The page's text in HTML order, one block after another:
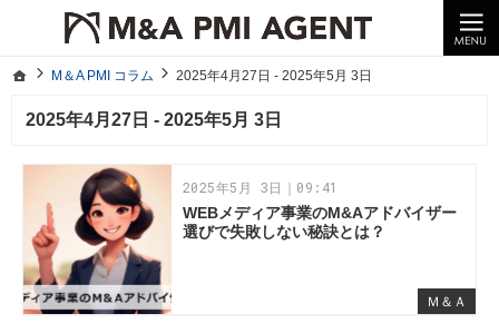
ホームM＆A PMI コラム 2025年4月27日 - 2025年5月 3日
2025年4月27日 - 2025年5月 3日
10年以上の経験。企業の経営統合や売却はM＆A PMI AGENTへ。
M＆A PMI コラム｜M＆A・PMI・事業承継のポイントや成功事例をわかりやすくご紹介
Ｍ＆Ａ
2025年5月 3日｜09:41
WEBメディア事業のM&Aアドバイザー
選びで失敗しない秘訣とは？
ホームM＆A PMI コラム 2025年4月27日 - 2025年5月 3日